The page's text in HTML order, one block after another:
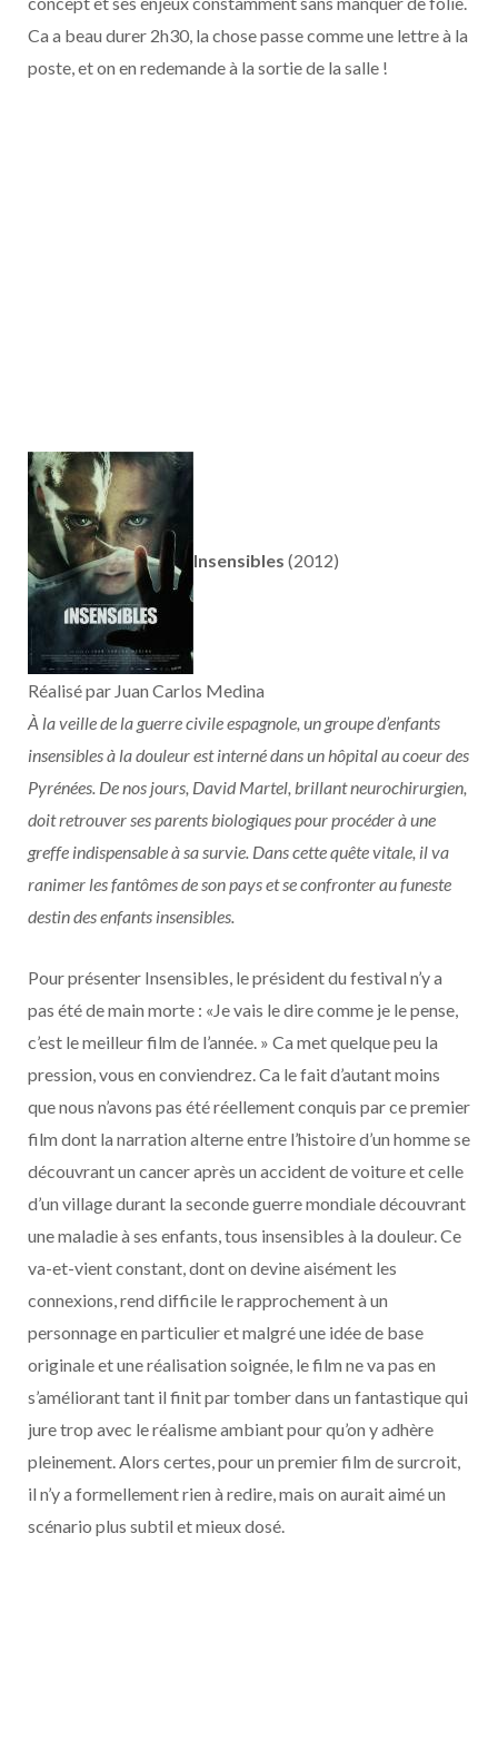
Ca a beau durer 2h30, la chose passe comme une lettre à la
poste, et on en redemande à la sortie de la salle !
Insensibles (2012)
Réalisé par Juan Carlos Medina
À la veille de la guerre civile espagnole, un groupe d’enfants
insensibles à la douleur est interné dans un hôpital au coeur des
Pyrénées. De nos jours, David Martel, brillant neurochirurgien,
doit retrouver ses parents biologiques pour procéder à une
greffe indispensable à sa survie. Dans cette quête vitale, il va
ranimer les fantômes de son pays et se confronter au funeste
destin des enfants insensibles.
Pour présenter Insensibles, le président du festival n’y a
pas été de main morte : «Je vais le dire comme je le pense,
c’est le meilleur film de l’année. » Ca met quelque peu la
pression, vous en conviendrez. Ca le fait d’autant moins
que nous n’avons pas été réellement conquis par ce premier
film dont la narration alterne entre l’histoire d’un homme se
découvrant un cancer après un accident de voiture et celle
d’un village durant la seconde guerre mondiale découvrant
une maladie à ses enfants, tous insensibles à la douleur. Ce
va-et-vient constant, dont on devine aisément les
connexions, rend difficile le rapprochement à un
personnage en particulier et malgré une idée de base
originale et une réalisation soignée, le film ne va pas en
s’améliorant tant il finit par tomber dans un fantastique qui
jure trop avec le réalisme ambiant pour qu’on y adhère
pleinement. Alors certes, pour un premier film de surcroit,
il n’y a formellement rien à redire, mais on aurait aimé un
scénario plus subtil et mieux dosé.